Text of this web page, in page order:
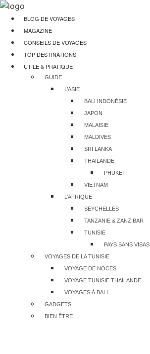
Aller
contenu
BLOG DE VOYAGES
MAGAZINE
CONSEILS DE VOYAGES
TOP DESTINATIONS
UTILE & PRATIQUE
GUIDE
L’ASIE
BALI INDONÉSIE
JAPON
MALAISIE
MALDIVES
SRI LANKA
THAÏLANDE
PHUKET
VIETNAM
L’AFRIQUE
SEYCHELLES
TANZANIE & ZANZIBAR
TUNISIE
PAYS SANS VISAS
VOYAGES DE LA TUNISIE
VOYAGE DE NOCES
VOYAGE TUNISIE THAÏLANDE
VOYAGES À BALI
GADGETS
BIEN ÊTRE